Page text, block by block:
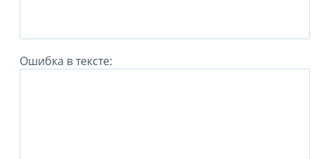
Ошибка в тексте: